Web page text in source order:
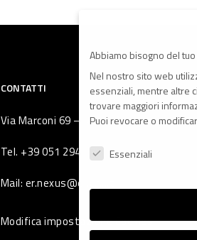
CONTATTI
Via Marconi 69 – 40122 Bologna (Italia)
Tel. +39 051 294 775
Mail: er.nexus@er.cgil.it
Modifica impostazione Cookies
Abbiamo bisogno del
Nel nostro sito web
essenziali, mentre altre
trovare maggiori
Puoi revocare o
Preferenze Privacy
Essenziali